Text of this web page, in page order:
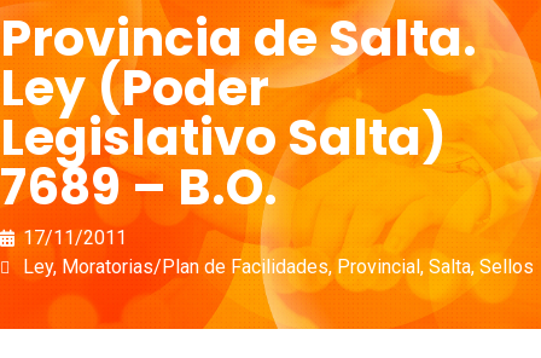
Provincia de Salta.
Ley (Poder
Legislativo Salta)
7689 – B.O.
17/11/2011
Ley, Moratorias/Plan de Facilidades, Provincial, Salta, Sellos